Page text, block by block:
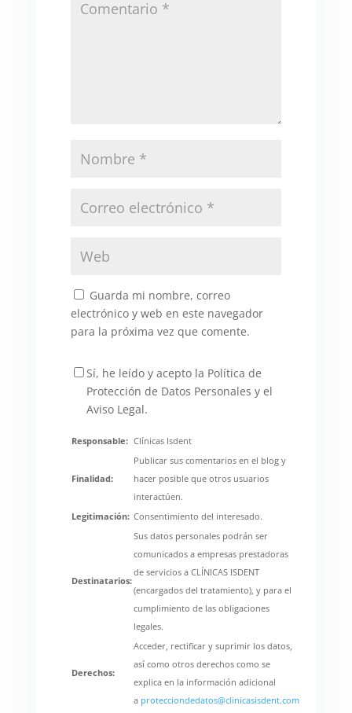
Guarda mi nombre, correo
electrónico y web en este navegador
para la próxima vez que comente.
Sí, he leído y acepto la Política de
Protección de Datos Personales y el
Aviso Legal.
Responsable: Clínicas Isdent
Finalidad:
Publicar sus comentarios en el blog y
hacer posible que otros usuarios
interactúen.
Legitimación: Consentimiento del interesado.
Destinatarios:
Sus datos personales podrán ser
comunicados a empresas prestadoras
de servicios a CLÍNICAS ISDENT
(encargados del tratamiento), y para el
cumplimiento de las obligaciones
legales.
Derechos:
Acceder, rectificar y suprimir los datos,
así como otros derechos como se
explica en la información adicional
a protecciondedatos@clinicasisdent.com